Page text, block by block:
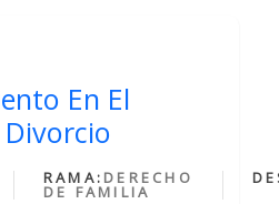
En El
Divorcio
RAMA: DERECHO
DE FAMILIA